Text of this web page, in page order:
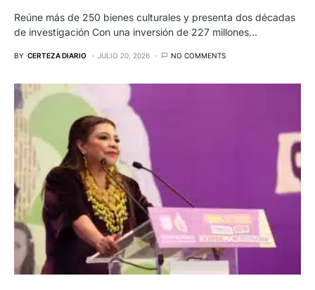
Reúne más de 250 bienes culturales y presenta dos décadas
de investigación Con una inversión de 227 millones…
BY CERTEZA DIARIO JULIO 20, 2026 NO COMMENTS